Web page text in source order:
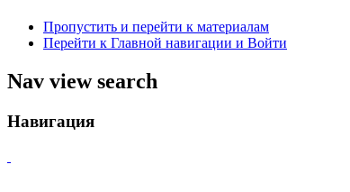
Пропустить и перейти к материалам
Перейти к Главной навигации и Войти
Nav view search
Навигация